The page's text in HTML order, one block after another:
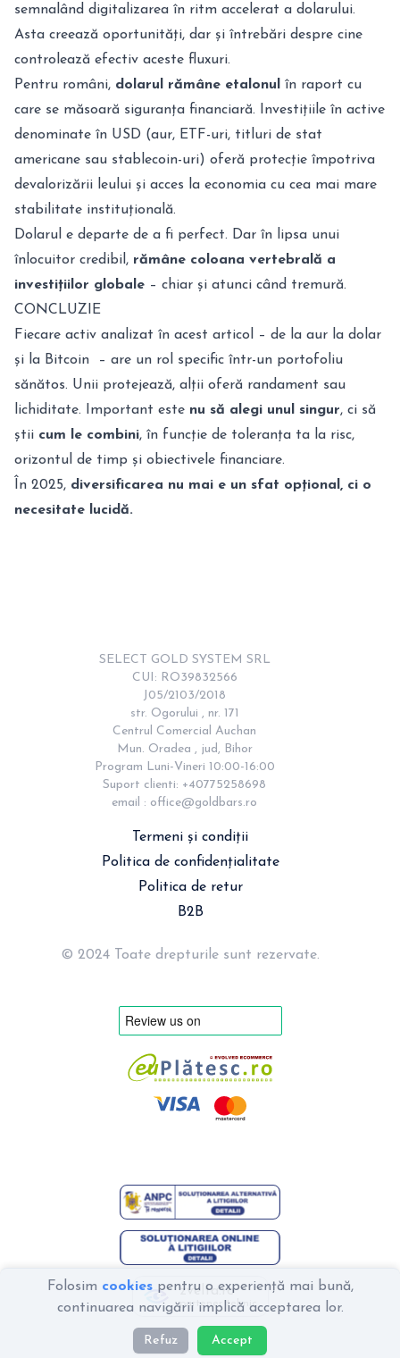
semnalând digitalizarea în ritm accelerat a dolarului.
Asta creează oportunități, dar și întrebări despre cine
controlează efectiv aceste fluxuri.
Pentru români, dolarul rămâne etalonul
în raport cu
care se măsoară siguranța financiară. Investițiile în active
denominate în USD (aur, ETF-uri, titluri de stat
americane sau stablecoin-uri) oferă protecție împotriva
devalorizării leului și acces la economia cu cea mai mare
stabilitate instituțională.
Dolarul e departe de a fi perfect. Dar în lipsa unui
înlocuitor credibil, rămâne coloana vertebrală a
investițiilor globale – chiar și atunci când tremură.
CONCLUZIE
Fiecare activ analizat în acest articol – de la aur la dolar
și la Bitcoin – are un rol specific într-un portofoliu
sănătos. Unii protejează, alții oferă randament sau
lichiditate. Important este nu să alegi unul singur, ci să
știi cum le combini, în funcție de toleranța ta la risc,
orizontul de timp și obiectivele financiare.
În 2025, diversificarea nu mai e un sfat opțional, ci o
necesitate lucidă.
SELECT GOLD SYSTEM SRL
CUI: RO39832566
J05/2103/2018
str. Ogorului , nr. 171
Centrul Comercial Auchan
Mun. Oradea , jud, Bihor
Program Luni-Vineri 10:00-16:00
Suport clienti: +40775258698
email : office@goldbars.ro
Termeni și condiții
Politica de confidențialitate
Politica de retur
B2B
© 2024 Toate drepturile sunt rezervate.
zvelta.ro
partener tehnic
Folosim cookies pentru o experiență mai bună,
continuarea navigării implică acceptarea lor.
Refuz Accept